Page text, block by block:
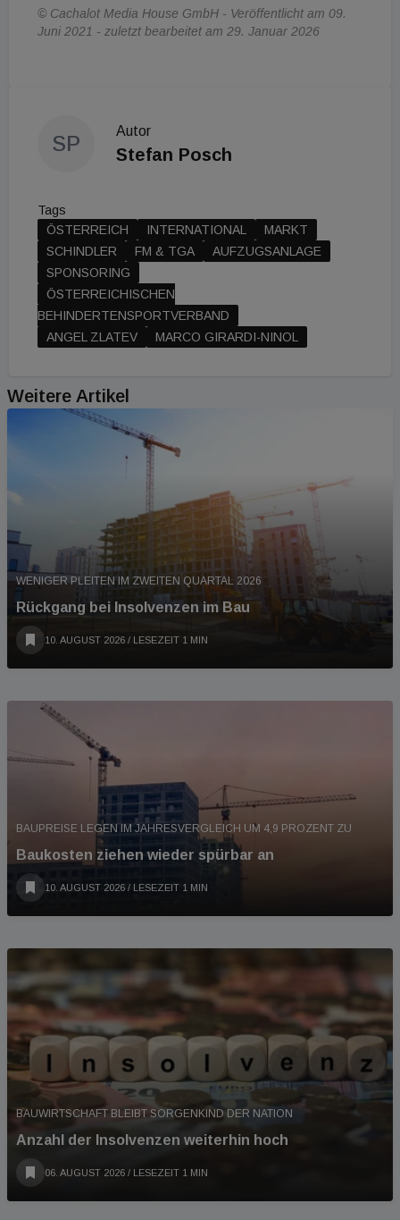
© Cachalot Media House GmbH - Veröffentlicht am 09.
Juni 2021 - zuletzt bearbeitet am 29. Januar 2026
SP
Autor
Stefan Posch
Tags
ÖSTERREICH
INTERNATIONAL
MARKT
SCHINDLER
FM & TGA
AUFZUGSANLAGE
SPONSORING
ÖSTERREICHISCHEN
BEHINDERTENSPORTVERBAND
ANGEL ZLATEV
MARCO GIRARDI-NINOL
Weitere Artikel
WENIGER PLEITEN IM ZWEITEN QUARTAL 2026
Rückgang bei Insolvenzen im Bau
10. AUGUST 2026 / LESEZEIT 1 MIN
BAUPREISE LEGEN IM JAHRESVERGLEICH UM 4,9 PROZENT ZU
Baukosten ziehen wieder spürbar an
10. AUGUST 2026 / LESEZEIT 1 MIN
BAUWIRTSCHAFT BLEIBT SORGENKIND DER NATION
Anzahl der Insolvenzen weiterhin hoch
06. AUGUST 2026 / LESEZEIT 1 MIN